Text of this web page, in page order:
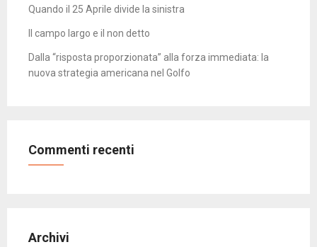
Quando il 25 Aprile divide la sinistra
Il campo largo e il non detto
Dalla “risposta proporzionata” alla forza immediata: la
nuova strategia americana nel Golfo
Commenti recenti
Archivi